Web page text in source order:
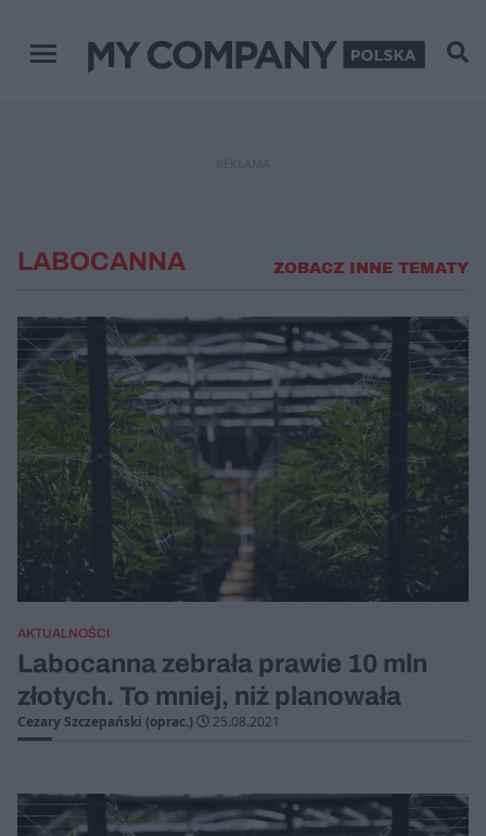
Menu główne
LABOCANNA ZOBACZ INNE TEMATY
AKTUALNOŚCI
Labocanna zebrała prawie 10 mln
złotych. To mniej, niż planowała
Cezary Szczepański (oprac.) 25.08.2021